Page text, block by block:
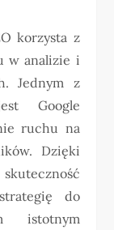
korzysta z
w analizie i
Jednym z
Google
ruchu na
Dzięki
do
istotnym